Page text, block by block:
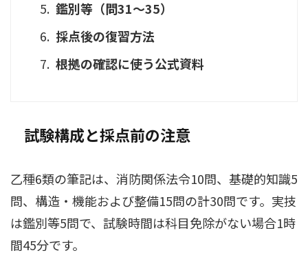
鑑別等（問31〜35）
採点後の復習方法
根拠の確認に使う公式資料
試験構成と採点前の注意
乙種6類の筆記は、消防関係法令10問、基礎的知識5
問、構造・機能および整備15問の計30問です。実技
は鑑別等5問で、試験時間は科目免除がない場合1時
間45分です。